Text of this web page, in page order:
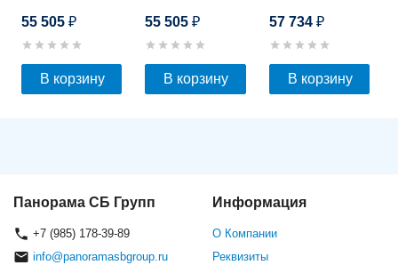
55 505 ₽
В корзину
55 505₽
В корзину
57 734 ₽
В корзину
Панорама СБ Групп
+7 (985) 178-39-89
info@panoramasbgroup.ru
Информация
О Компании
Реквизиты